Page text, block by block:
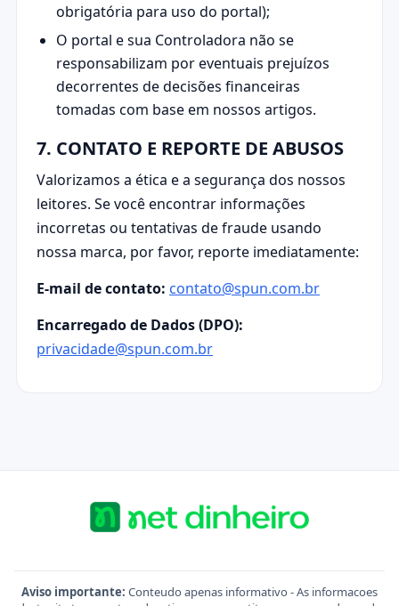
obrigatória para uso do portal);
O portal e sua Controladora não se
responsabilizam por eventuais prejuízos
decorrentes de decisões financeiras
tomadas com base em nossos artigos.
7. CONTATO E REPORTE DE ABUSOS
Valorizamos a ética e a segurança dos nossos
leitores. Se você encontrar informações
incorretas ou tentativas de fraude usando
nossa marca, por favor, reporte imediatamente:
E-mail de contato: contato@spun.com.br
Encarregado de Dados (DPO):
privacidade@spun.com.br
Aviso importante: Conteudo apenas informativo - As informacoes